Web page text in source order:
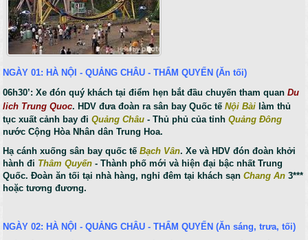
NGÀY 01: HÀ NỘI - QUẢNG CHÂU - THẨM QUYẾN (Ăn tối)
06h30’: Xe đón quý khách tại điểm hẹn bắt đầu chuyến tham quanDu
lich Trung Quoc. HDV đưa đoàn ra sân bay Quốc tếNội Bài làm thủ
tục xuất cảnh bay điQuảng Châu - Thủ phủ của tỉnhQuảng Đông
nước Cộng Hòa Nhân dân Trung Hoa.
Hạ cánh xuống sân bay quốc tếBạch Vân. Xe và HDV đón đoàn khởi
hành đi Thâm Quyến - Thành phố mới và hiệnđại bậc nhất Trung
Quốc. Đoàn ăn tối tại nhà hàng, nghỉ đêm tại khách sạnChang An 3***
hoặc tương đương.
NGÀY 02: HÀ NỘI - QUẢNG CHÂU - THẨM QUYẾN (Ăn sáng, trưa, tối)